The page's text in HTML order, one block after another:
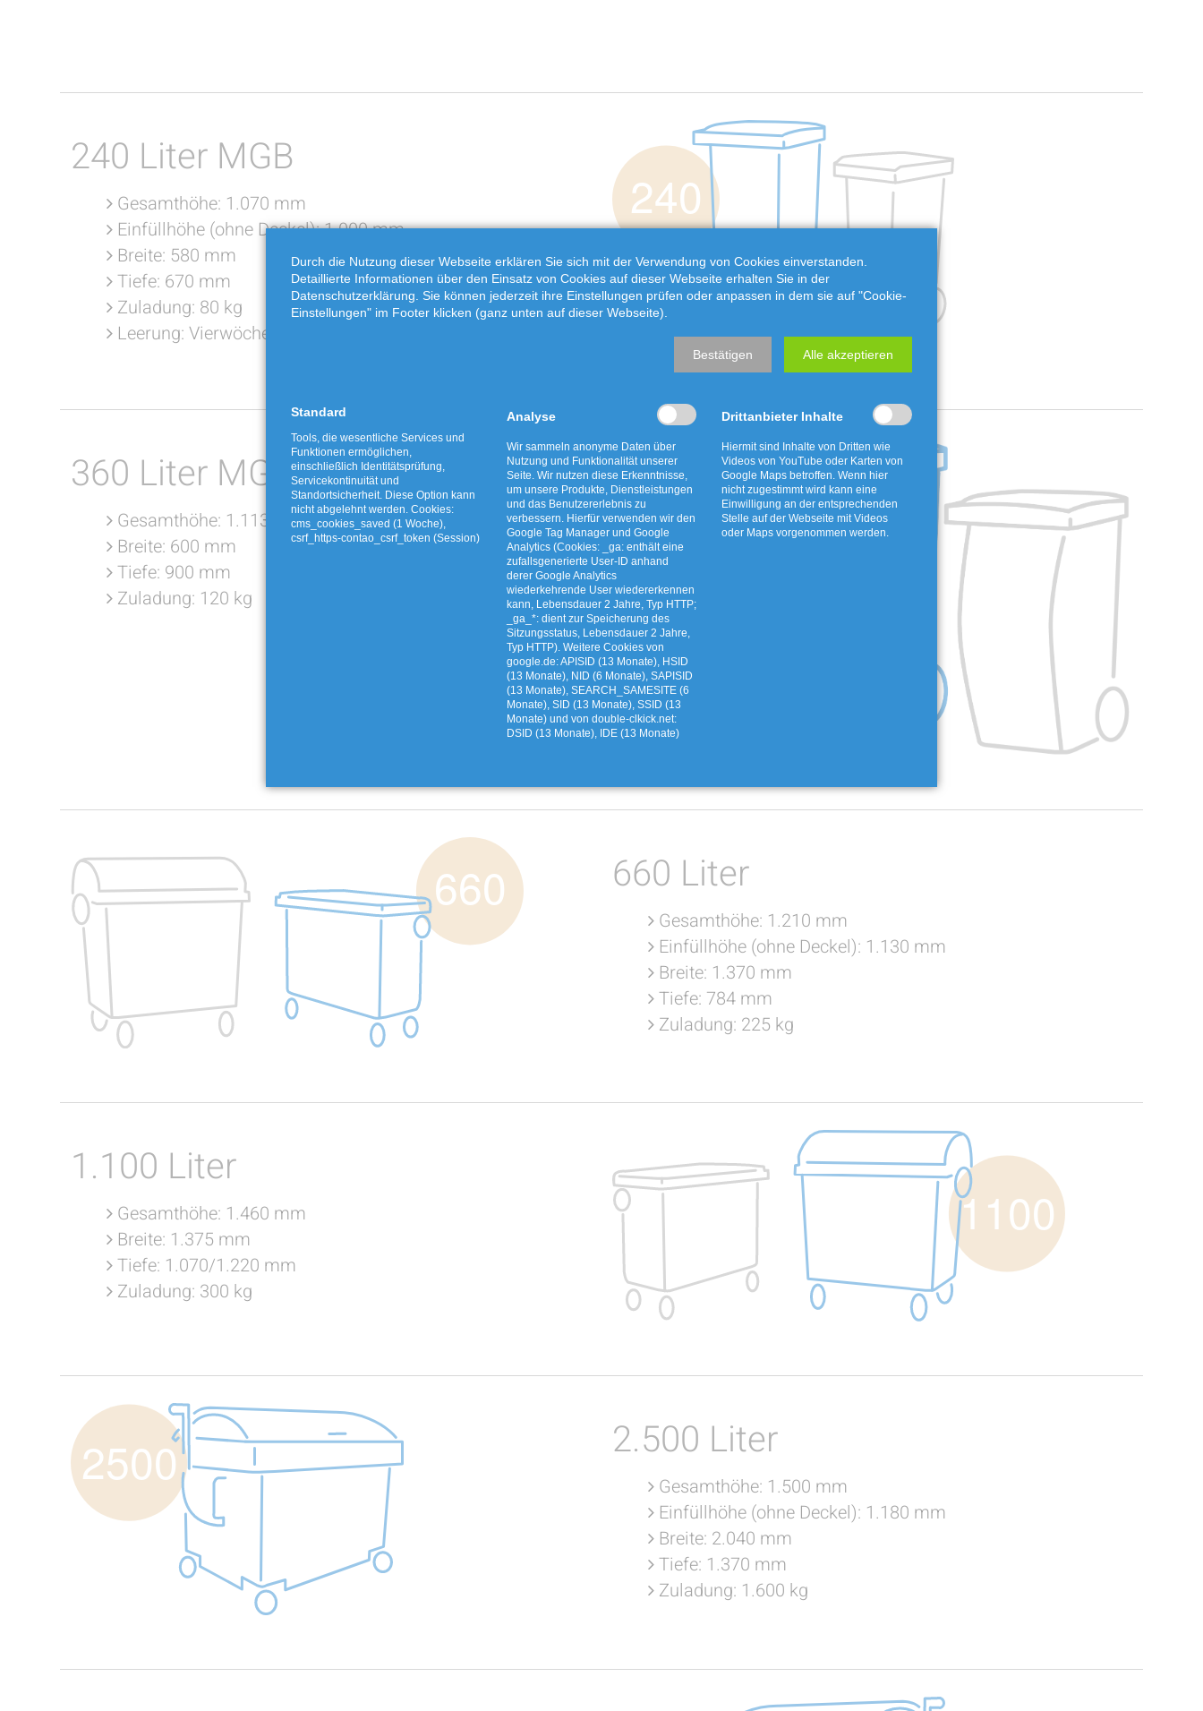
240 Liter MGB
Gesamthöhe: 1.070 mm
Einfüllhöhe (ohne Deckel): 1.000 mm
Breite: 580 mm
Tiefe: 670 mm
Zuladung: 80 kg
Leerung: Vierwöchentlich
360 Liter MGB
Gesamthöhe: 1.113 mm
Breite: 600 mm
Tiefe: 900 mm
Zuladung: 120 kg
660 Liter
Gesamthöhe: 1.210 mm
Einfüllhöhe (ohne Deckel): 1.130 mm
Breite: 1.370 mm
Tiefe: 784 mm
Zuladung: 225 kg
1.100 Liter
Gesamthöhe: 1.460 mm
Breite: 1.375 mm
Tiefe: 1.070/1.220 mm
Zuladung: 300 kg
2.500 Liter
Gesamthöhe: 1.500 mm
Einfüllhöhe (ohne Deckel): 1.180 mm
Breite: 2.040 mm
Tiefe: 1.370 mm
Zuladung: 1.600 kg
Durch die Nutzung dieser Webseite erklären Sie sich mit der Verwendung von Cookies einverstanden.
Detaillierte Informationen über den Einsatz von Cookies auf dieser Webseite erhalten Sie in der
Datenschutzerklärung. Sie können jederzeit ihre Einstellungen prüfen oder anpassen in dem sie auf "Cookie-
Einstellungen" im Footer klicken (ganz unten auf dieser Webseite).
Bestätigen Alle akzeptieren
Standard
Tools, die wesentliche Services und
Funktionen ermöglichen,
einschließlich Identitätsprüfung,
Servicekontinuität und
Standortsicherheit. Diese Option kann
nicht abgelehnt werden. Cookies:
cms_cookies_saved (1 Woche),
csrf_https-contao_csrf_token (Session)
Analyse
Wir sammeln anonyme Daten über
Nutzung und Funktionalität unserer
Seite. Wir nutzen diese Erkenntnisse,
um unsere Produkte, Dienstleistungen
und das Benutzererlebnis zu
verbessern. Hierfür verwenden wir den
Google Tag Manager und Google
Analytics (Cookies: _ga: enthält eine
zufallsgenerierte User-ID anhand
derer Google Analytics
wiederkehrende User wiedererkennen
kann, Lebensdauer 2 Jahre, Typ HTTP;
_ga_*: dient zur Speicherung des
Sitzungsstatus, Lebensdauer 2 Jahre,
Typ HTTP). Weitere Cookies von
google.de: APISID (13 Monate), HSID
(13 Monate), NID (6 Monate), SAPISID
(13 Monate), SEARCH_SAMESITE (6
Monate), SID (13 Monate), SSID (13
Monate) und von double-clkick.net:
DSID (13 Monate), IDE (13 Monate)
Drittanbieter Inhalte
Hiermit sind Inhalte von Dritten wie
Videos von YouTube oder Karten von
Google Maps betroffen. Wenn hier
nicht zugestimmt wird kann eine
Einwilligung an der entsprechenden
Stelle auf der Webseite mit Videos
oder Maps vorgenommen werden.